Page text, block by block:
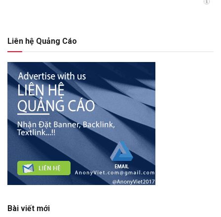
Liên hệ Quảng Cáo
Bài viết mới